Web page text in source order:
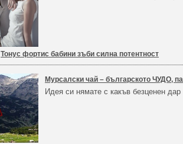
Тонус фортис бабини зъби силна потентност
Мурсалски чай – българското ЧУДО,
Идея си нямате с какъв безценен